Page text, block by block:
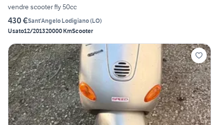
vendre scooter fly 50cc
430 €Sant'Angelo Lodigiano(LO)
Usato12/201320000 KmScooter